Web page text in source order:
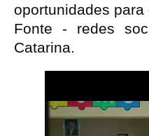
oportunidades
Fonte - redes
Catarina.